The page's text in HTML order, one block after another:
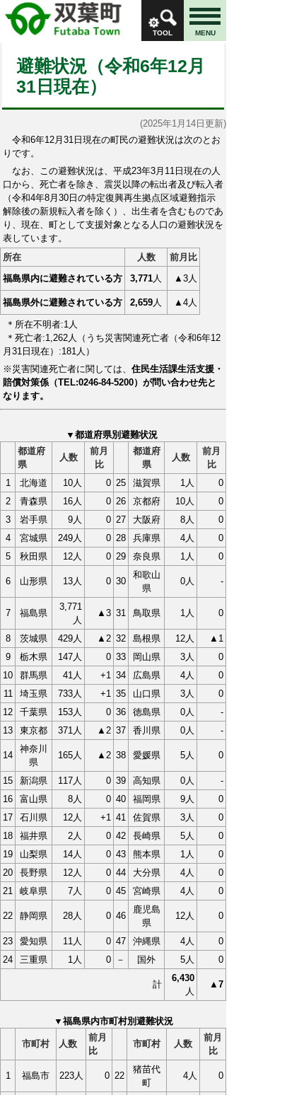
TOOL MENU
避難状況（令和6年12月
31日現在）
(2025年1月14日更新)
令和6年12月31日現在の町民の避難状況は次のとお
りです。
なお、この避難状況は、平成23年3月11日現在の人
口から、死亡者を除き、震災以降の転出者及び転入者
（令和4年8月30日の特定復興再生拠点区域避難指示
解除後の新規転入者を除く）、出生者を含むものであ
り、現在、町として支援対象となる人口の避難状況を
表しています。
所在
人数
前月比
福島県内に避難されている方
3,771人 ▲3人
福島県外に避難されている方 2,659人 ▲4人
＊所在不明者:1人
＊死亡者:1,262人（うち災害関連死亡者（令和6年12
月31日現在）:181人）
※災害関連死亡者に関しては、 住民生活課生活支援・
賠償対策係（TEL:0246-84-5200）が問い合わせ先と
なります。
▼都道府県別避難状況
都道府
県
人数
前月
比
都道府
県
人数
前月
比
1
北海道 10人 0 25 滋賀県 1人
0
2
青森県 16人 0 26 京都府 10人
0
3
岩手県 9人 0 27 大阪府 8人
0
4
宮城県 249人 0 28 兵庫県 4人
0
5
秋田県 12人 0 29 奈良県 1人 0
6 山形県 13人 0 30
和歌山
県
0人 -
7 福島県
3,771
人
▲3 31 鳥取県 1人 0
8 茨城県 429人 ▲2 32 島根県 12人
▲1
9
栃木県 147人 0 33 岡山県 3人
0
10
群馬県 41人 +1 34 広島県 4人
0
11
埼玉県 733人 +1 35 山口県 3人
0
12
千葉県 153人 0 36 徳島県 0人
-
13
東京都 371人 ▲2 37 香川県 0人 -
14
神奈川
県
165人 ▲2 38 愛媛県 5人 0
15 新潟県 117人 0 39 高知県 0人
-
16
富山県 8人 0 40 福岡県 9人
0
17
石川県 12人 +1 41 佐賀県 3人
0
18
福井県 2人 0 42 長崎県 5人
0
19
山梨県 14人 0 43 熊本県 1人
0
20
長野県 12人 0 44 大分県 4人
0
21
岐阜県 7人 0 45 宮崎県 4人 0
22 静岡県 28人 0 46
鹿児島
県
12人 0
23 愛知県 11人 0 47 沖縄県 4人
0
24
三重県 1人 0 － 国外 5人 0
計
6,430
人
▲7
▼福島県内市町村別避難状況
市町村 人数
前月
比
市町村 人数
前月
比
1 福島市 223人 0 22
猪苗代
町
4人 0